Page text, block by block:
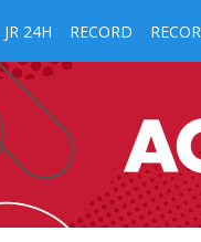
JR 24H RECORD